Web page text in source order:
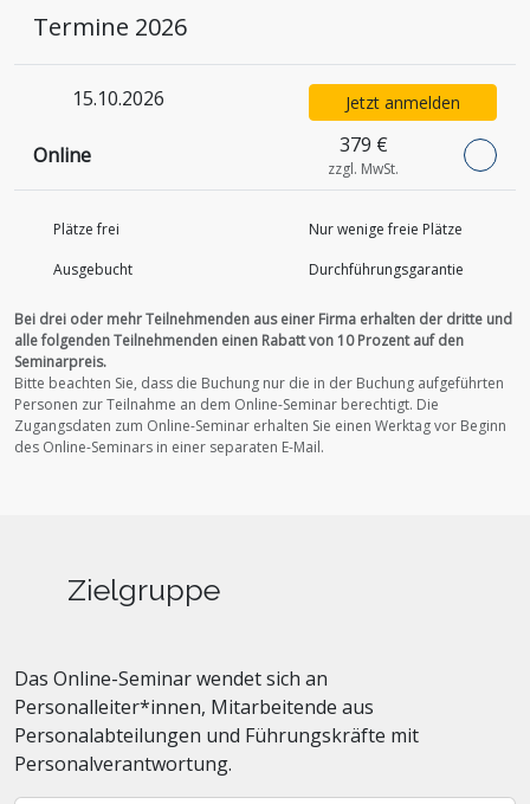
Termine 2026
15.10.2026
Online 379 €
zzgl. MwSt.
Jetzt anmelden
Plätze frei
Nur wenige freie Plätze
Ausgebucht
Durchführungs­garantie
Bei drei oder mehr Teilnehmenden aus einer Firma erhalten der dritte und
alle folgenden Teilnehmenden einen Rabatt von 10 Prozent auf den
Seminarpreis.
Bitte beachten Sie, dass die Buchung nur die in der Buchung aufgeführten
Personen zur Teilnahme an dem Online-Seminar berechtigt. Die
Zugangsdaten zum Online-Seminar erhalten Sie einen Werktag vor Beginn
des Online-Seminars in einer separaten E-Mail.
Zielgruppe
Das Online-Seminar wendet sich an
Personalleiter*innen, Mitarbeitende aus
Personalabteilungen und Führungskräfte mit
Personalverantwortung.